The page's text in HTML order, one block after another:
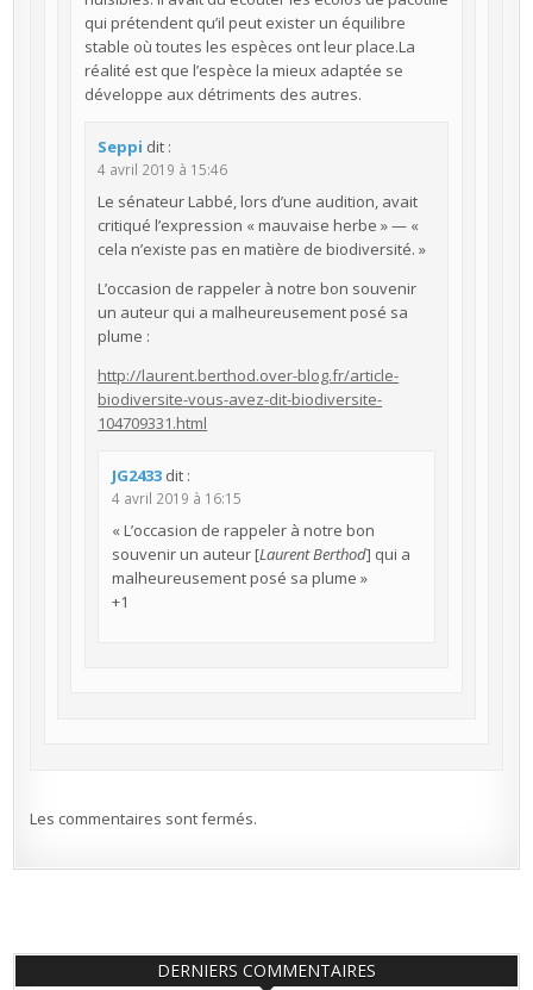
qui prétendent qu’il peut exister un équilibre
stable où toutes les espèces ont leur place.La
réalité est que l’espèce la mieux adaptée se
développe aux détriments des autres.
Seppi dit :
4 avril 2019 à 15:46
Le sénateur Labbé, lors d’une audition, avait
critiqué l’expression « mauvaise herbe » — «
cela n’existe pas en matière de biodiversité. »
L’occasion de rappeler à notre bon souvenir
un auteur qui a malheureusement posé sa
plume :
http://laurent.berthod.over-blog.fr/article-
biodiversite-vous-avez-dit-biodiversite-
104709331.html
JG2433 dit :
4 avril 2019 à 16:15
« L’occasion de rappeler à notre bon
souvenir un auteur [Laurent Berthod] qui a
malheureusement posé sa plume »
+1
Les commentaires sont fermés.
DERNIERS COMMENTAIRES